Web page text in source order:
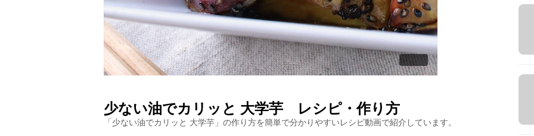
少ない油でカリッと 大学芋 レシピ・作り方
「少ない油でカリッと 大学芋 」の作り方を簡単で分かりやすいレシピ動画で紹介しています。